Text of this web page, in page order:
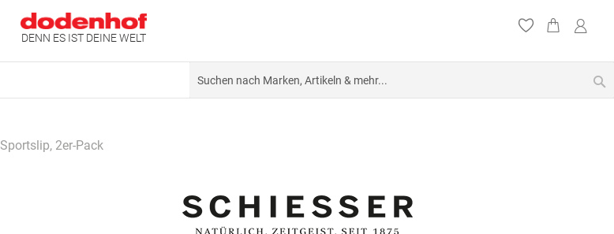
DENN ES IST DEINE WELT
Sportslip, 2er-Pack